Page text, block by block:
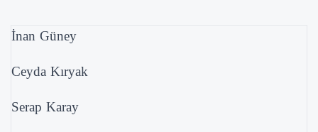
İnan Güney
Ceyda Kıryak
Serap Karay